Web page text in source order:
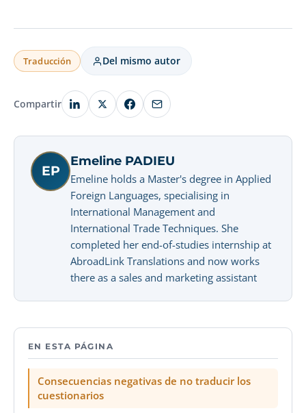
Traducción Del mismo autor
Compartir
EP
Emeline PADIEU
Emeline holds a Master's degree in Applied
Foreign Languages, specialising in
International Management and
International Trade Techniques. She
completed her end-of-studies internship at
AbroadLink Translations and now works
there as a sales and marketing assistant
EN ESTA PÁGINA
Consecuencias negativas de no traducir los
cuestionarios